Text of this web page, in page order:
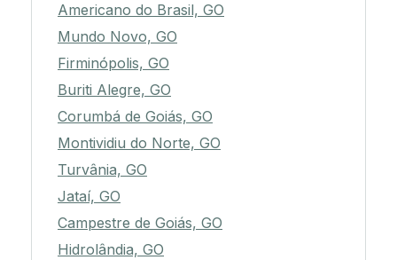
Americano do Brasil, GO
Mundo Novo, GO
Firminópolis, GO
Buriti Alegre, GO
Corumbá de Goiás, GO
Montividiu do Norte, GO
Turvânia, GO
Jataí, GO
Campestre de Goiás, GO
Hidrolândia, GO